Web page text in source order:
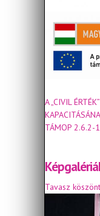
A „CIVIL
TÁMOP
Tavasz